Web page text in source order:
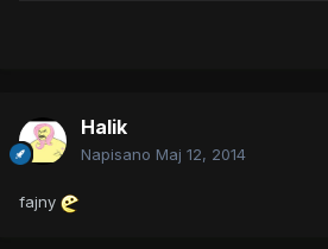
Halik
Napisano Maj 12, 2014
fajny